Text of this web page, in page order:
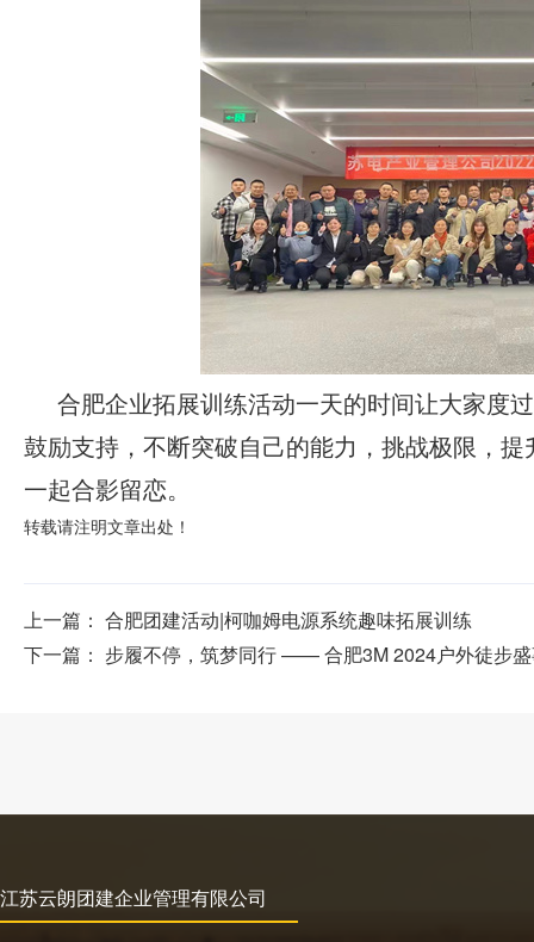
合肥企业拓展训练活动一天的时间让大家度
鼓励支持，不断突破自己的能力，挑战极限，
一起合影留恋。
转载请注明文章出处！
上一篇： 合肥团建活动|柯咖姆电源系统趣味拓展训练
下一篇： 步履不停，筑梦同行 —— 合肥3M 2024户外徒步
江苏云朗团建企业管理有限公司